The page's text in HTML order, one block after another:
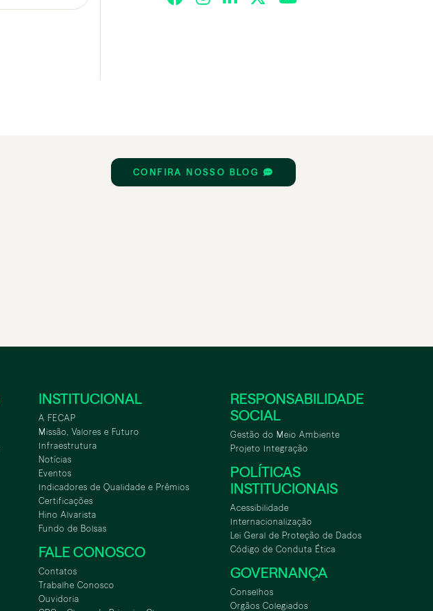
CONFIRA NOSSO BLOG
INSTITUCIONAL
A FECAP
Missão, Valores e Futuro
Infraestrutura
Notícias
Eventos
Indicadores de Qualidade e Prêmios
Certificações
Hino Alvarista
Fundo de Bolsas
FALE CONOSCO
Contatos
Trabalhe Conosco
Ouvidoria
RESPONSABILIDADE
SOCIAL
Gestão do Meio Ambiente
Projeto Integração
POLÍTICAS
INSTITUCIONAIS
Acessibilidade
Internacionalização
Lei Geral de Proteção de Dados
Código de Conduta Ética
GOVERNANÇA
Conselhos
Orgãos Colegiados